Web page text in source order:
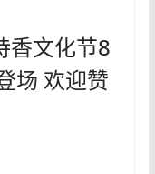
香文化节8
场 欢迎赞